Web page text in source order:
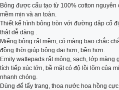
Bông được cấu tạo từ 100% cotton
mềm mịn và an toàn.
Thiết kế hình bông tròn với đường dâp cố
thật dễ dàng .
Miếng bông rất mềm, có màng bao chắc
đồng thời giúp bông dai hơn, bền hơn.
Emily wattepads rất mỏng, sạch, lớp
tích tiếp xúc lớn, bề mặt có độ lồi lõm của
nhanh chóng.
Dùng để tẩy trang, thoa nước hoa hồng